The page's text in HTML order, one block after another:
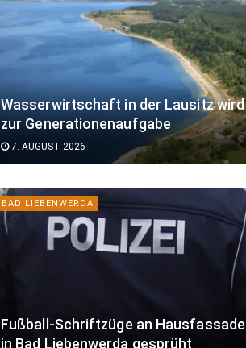
Wasserwirtschaft in der Lausitz wird
zur Generationenaufgabe
7. AUGUST 2026
BAD LIEBENWERDA
Fußball-Schriftzüge an Hausfassade
in Bad Liebenwerda gesprüht